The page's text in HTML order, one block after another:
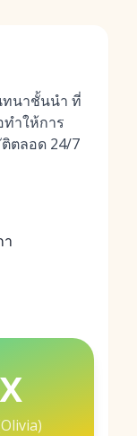
ทนาชั้นนำ ที่
ำให้การ
ตลอด 24/7
า